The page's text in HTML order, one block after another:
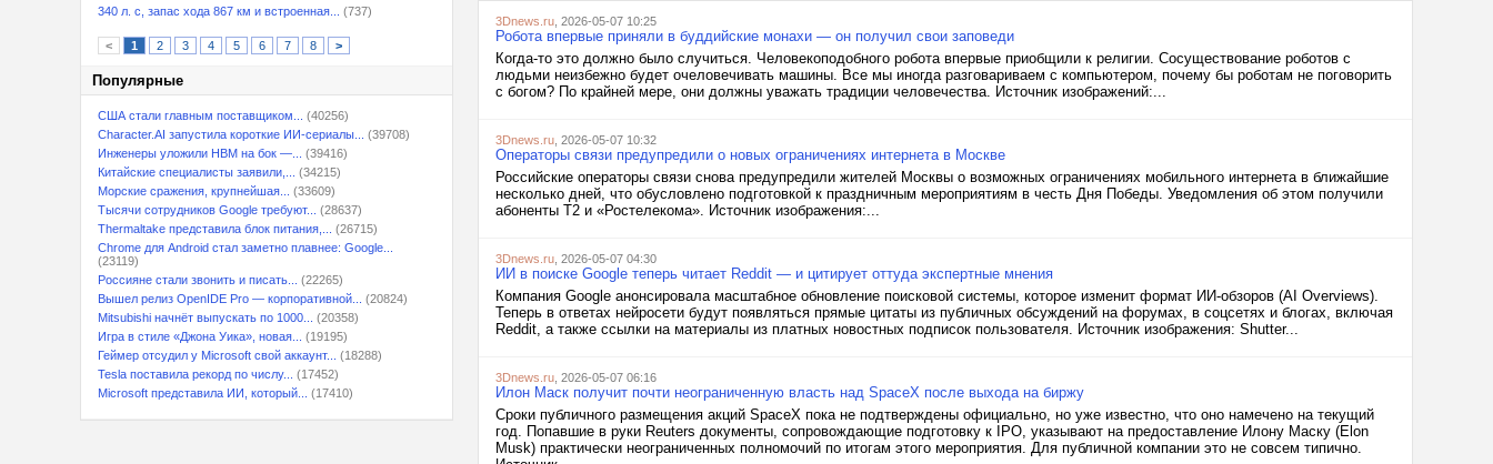
340 л. с, запас хода 867 км и встроенная...
(737)
< 1 2 3 4 5 6 7 8 >
Популярные
США стали главным поставщиком...
(40256)
Character.AI запустила короткие ИИ-сериалы...
(39708)
Инженеры уложили HBM на бок —...
(39416)
Китайские специалисты заявили,...
(34215)
Морские сражения, крупнейшая...
(33609)
Тысячи сотрудников Google требуют...
(28637)
Thermaltake представила блок питания,...
(26715)
Chrome для Android стал заметно плавнее: Google...
(23119)
Россияне стали звонить и писать...
(22265)
Вышел релиз OpenIDE Pro — корпоративной...
(20824)
Mitsubishi начнёт выпускать по 1000...
(20358)
Игра в стиле «Джона Уика», новая...
(19195)
Геймер отсудил у Microsoft свой аккаунт...
(18288)
Tesla поставила рекорд по числу...
(17452)
Microsoft представила ИИ, который...
(17410)
3Dnews.ru , 2026-05-07 10:25
Робота впервые приняли в буддийские монахи — он получил свои заповеди
Когда-то это должно было случиться. Человекоподобного робота впервые приобщили к религии. Сосуществование роботов с
людьми неизбежно будет очеловечивать машины. Все мы иногда разговариваем с компьютером, почему бы роботам не поговорить
с богом? По крайней мере, они должны уважать традиции человечества. Источник изображений:...
3Dnews.ru , 2026-05-07 10:32
Операторы связи предупредили о новых ограничениях интернета в Москве
Российские операторы связи снова предупредили жителей Москвы о возможных ограничениях мобильного интернета в ближайшие
несколько дней, что обусловлено подготовкой к праздничным мероприятиям в честь Дня Победы. Уведомления об этом получили
абоненты Т2 и «Ростелекома». Источник изображения:...
3Dnews.ru , 2026-05-07 04:30
ИИ в поиске Google теперь читает Reddit — и цитирует оттуда экспертные мнения
Компания Google анонсировала масштабное обновление поисковой системы, которое изменит формат ИИ-обзоров (AI Overviews).
Теперь в ответах нейросети будут появляться прямые цитаты из публичных обсуждений на форумах, в соцсетях и блогах, включая
Reddit, а также ссылки на материалы из платных новостных подписок пользователя. Источник изображения: Shutter...
3Dnews.ru , 2026-05-07 06:16
Илон Маск получит почти неограниченную власть над SpaceX после выхода на биржу
Сроки публичного размещения акций SpaceX пока не подтверждены официально, но уже известно, что оно намечено на текущий
год. Попавшие в руки Reuters документы, сопровождающие подготовку к IPO, указывают на предоставление Илону Маску (Elon
Musk) практически неограниченных полномочий по итогам этого мероприятия. Для публичной компании это не совсем типично.